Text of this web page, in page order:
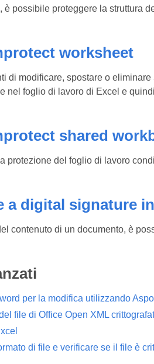
è possibile proteggere la struttura
worksheet
di modificare, spostare o
nel foglio di lavoro di Excel e
shared
protezione del foglio di lavoro
a digital signature
contenuto di un documento, è
per la modifica utilizzando
file di Office Open XML
di file e verificare se il file è